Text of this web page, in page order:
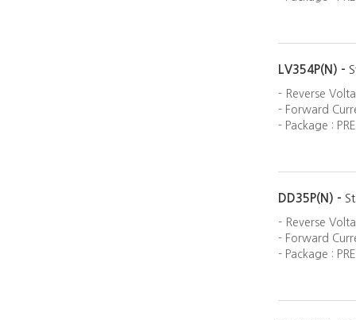
LV354P(N) -
- Reverse
- Forward
- Package :
DD35P(N) -
- Reverse
- Forward
- Package :